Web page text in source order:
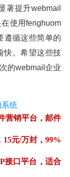
著提升webmail
使用fenghuom
遵循这些简单的
快。希望这些技
的webmail企业
营销平台，邮件
15元/万封，99%
接口平台，适合